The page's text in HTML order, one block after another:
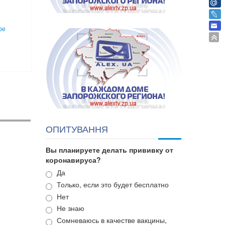
ОПИТУВАННЯ
Вы планируете делать прививку от
коронавируса?
Варианты
Да
Только, если это будет бесплатно
Нет
Не знаю
Сомневаюсь в качестве вакцины,